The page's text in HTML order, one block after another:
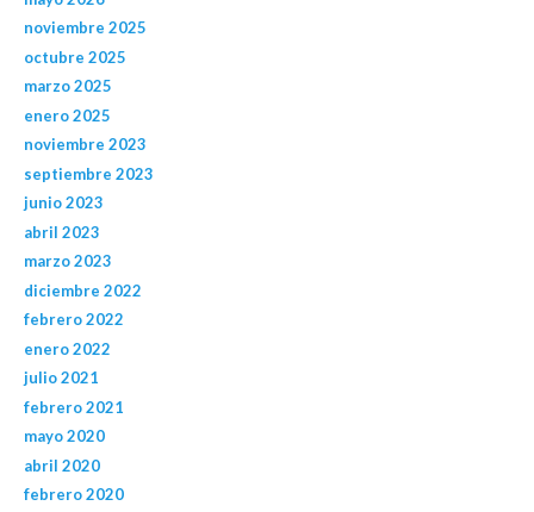
noviembre 2025
octubre 2025
marzo 2025
enero 2025
noviembre 2023
septiembre 2023
junio 2023
abril 2023
marzo 2023
diciembre 2022
febrero 2022
enero 2022
julio 2021
febrero 2021
mayo 2020
abril 2020
febrero 2020